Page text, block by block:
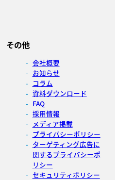
その他
会社概要
お知らせ
コラム
資料ダウンロード
FAQ
採用情報
メディア掲載
プライバシーポリシー
ターゲティング広告に
関するプライバシーポ
リシー
セキュリティポリシー